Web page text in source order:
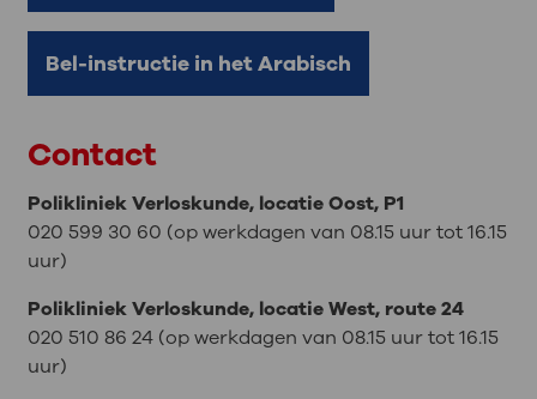
Bel-instructie in het Arabisch
Contact
Polikliniek Verloskunde, locatie Oost, P1
020 599 30 60 (op werkdagen van 08.15 uur tot 16.15
uur)
Polikliniek Verloskunde, locatie West, route 24
020 510 86 24 (op werkdagen van 08.15 uur tot 16.15
uur)